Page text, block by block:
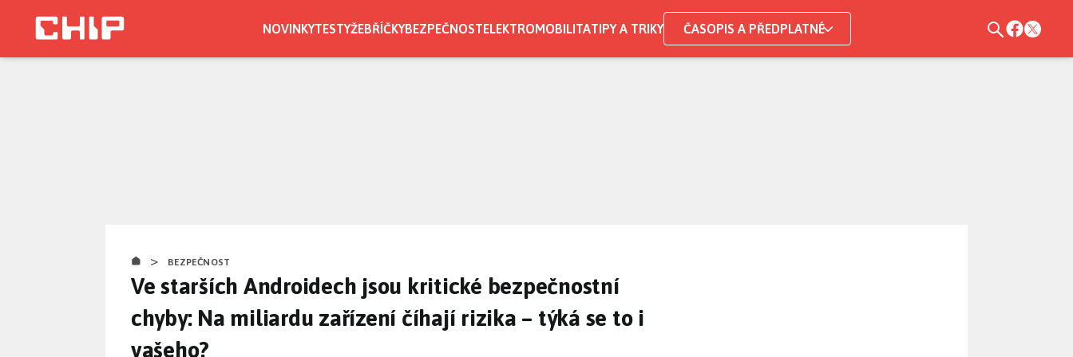
NOVINKYTESTYŽEBŘÍČKYBEZPEČNOSTELEKTROMOBILITATIPY A TRIKY ČASOPIS A PŘEDPLATNÉ
> BEZPEČNOST
Ve starších Androidech jsou kritické bezpečnostní
chyby: Na miliardu zařízení číhají rizika – týká se to i
vašeho?